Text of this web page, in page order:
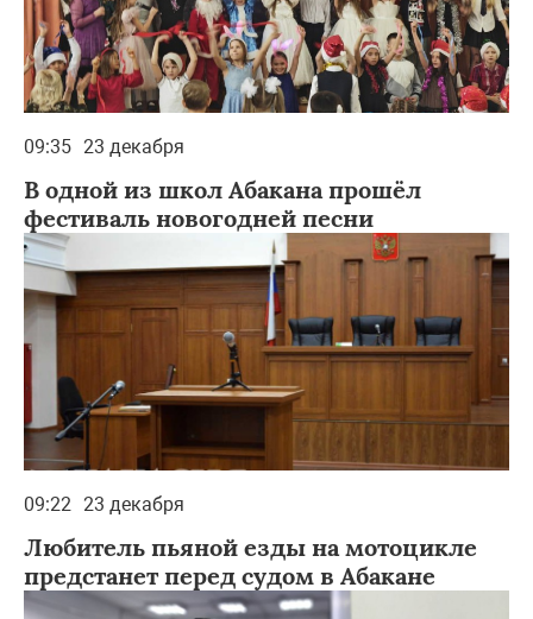
09:35 23 декабря
В одной из школ Абакана прошёл
фестиваль новогодней песни
09:22 23 декабря
Любитель пьяной езды на мотоцикле
предстанет перед судом в Абакане